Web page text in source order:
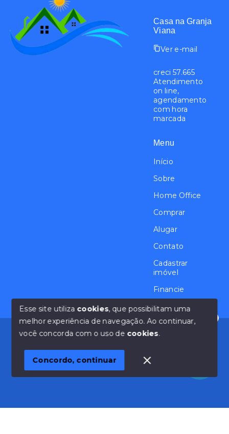
Olá! Estamos disponíveis para te ajudar.
Casa na Granja
Viana
Ver e-mail
creci 57.665
Atendimento
on line,
agendamento
com hora
marcada
Menu
Início
Sobre
Home Office
Comprar
Alugar
Contato
Cadastrar
imóvel
Financie
© Copyright 2026 - Casa na Granja Viana - Todos os
SITE PARA IMOBILIARIA
Esse site utiliza cookies, que possibilitam uma
melhor experiência de navegação.Ao continuar,
você concorda com o uso de cookies.
Concordo, continuar